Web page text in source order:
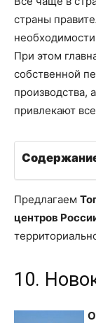
страны
При этом
собственной
привлекают
Предлагаем
центров
10.